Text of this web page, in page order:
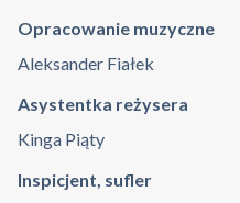
Opracowanie muzyczne
Aleksander Fiałek
Asystentka reżysera
Kinga Piąty
Inspicjent, sufler